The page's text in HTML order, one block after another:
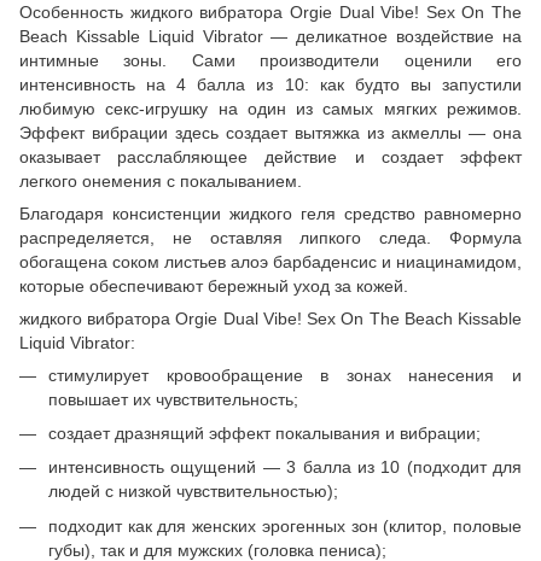
Особенность жидкого вибратора Orgie Dual Vibe! Sex On The
Beach Kissable Liquid Vibrator — деликатное воздействие на
интимные зоны. Сами производители оценили его
интенсивность на 4 балла из 10: как будто вы запустили
любимую секс-игрушку на один из самых мягких режимов.
Эффект вибрации здесь создает вытяжка из акмеллы — она
оказывает расслабляющее действие и создает эффект
легкого онемения с покалыванием.
Благодаря консистенции жидкого геля средство равномерно
распределяется, не оставляя липкого следа. Формула
обогащена соком листьев алоэ барбаденсис и ниацинамидом,
которые обеспечивают бережный уход за кожей.
жидкого вибратора Orgie Dual Vibe! Sex On The Beach Kissable
Liquid Vibrator:
стимулирует кровообращение в зонах нанесения и
повышает их чувствительность;
создает дразнящий эффект покалывания и вибрации;
интенсивность ощущений — 3 балла из 10 (подходит для
людей с низкой чувствительностью);
подходит как для женских эрогенных зон (клитор, половые
губы), так и для мужских (головка пениса);